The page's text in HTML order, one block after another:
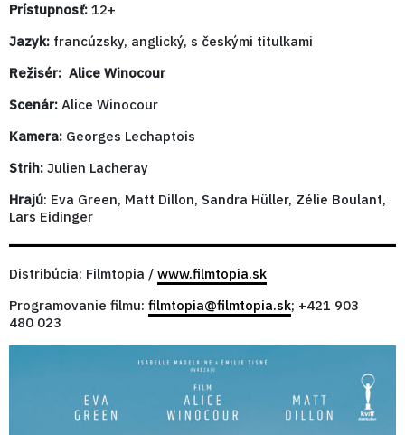
Prístupnosť: 12+
Jazyk: francúzsky, anglický, s českými titulkami
Režisér: Alice Winocour
Scenár: Alice Winocour
Kamera: Georges Lechaptois
Strih: Julien Lacheray
Hrajú: Eva Green, Matt Dillon, Sandra Hüller, Zélie Boulant,
Lars Eidinger
Distribúcia: Filmtopia / www.filmtopia.sk
Programovanie filmu: filmtopia@filmtopia.sk; +421 903
480 023